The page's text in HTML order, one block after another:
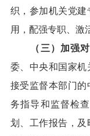
织，参加机关党
用，配强专职、激
（三）加强
委、中央和国家机
接受监督本部门
务指导和监督检
划、工作报告，及